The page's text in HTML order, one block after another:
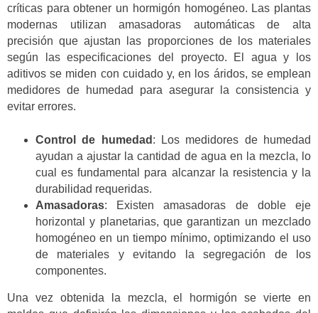
críticas para obtener un hormigón homogéneo. Las plantas
modernas utilizan amasadoras automáticas de alta
precisión que ajustan las proporciones de los materiales
según las especificaciones del proyecto. El agua y los
aditivos se miden con cuidado y, en los áridos, se emplean
medidores de humedad para asegurar la consistencia y
evitar errores.
Control de humedad : Los medidores de humedad
ayudan a ajustar la cantidad de agua en la mezcla, lo
cual es fundamental para alcanzar la resistencia y la
durabilidad requeridas.
Amasadoras: Existen amasadoras de doble eje
horizontal y planetarias, que garantizan un mezclado
homogéneo en un tiempo mínimo, optimizando el uso
de materiales y evitando la segregación de los
componentes.
Una vez obtenida la mezcla, el hormigón se vierte en